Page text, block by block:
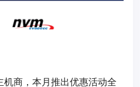
商，本月推出优惠活动全